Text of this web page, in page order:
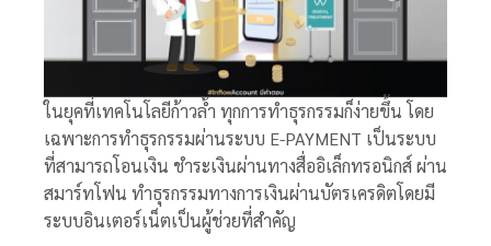
ในยุคที่เทคโนโลยีก้าวล้ำ ทุกการทำธุรกรรมก็ง่ายขึ้น โดย
เฉพาะการทำธุรกรรมผ่านระบบ E-PAYMENT เป็นระบบ
ที่สามารถโอนเงิน ชำระเงินผ่านทางสื่ออิเล็กทรอนิกส์ ผ่าน
สมาร์ทโฟน ทำธุรกรรมทางการเงินผ่านบัตรเครดิตโดยมี
ระบบอินเตอร์เน็ตเป็นผู้ช่วยที่สำคัญ